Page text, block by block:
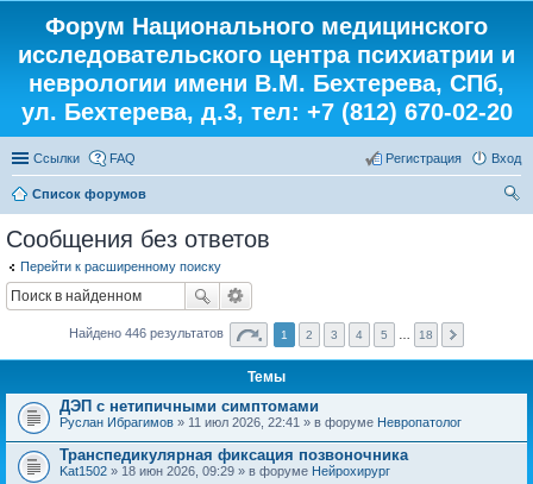
Форум Национального медицинского
исследовательского центра психиатрии и
неврологии имени В.М. Бехтерева, СПб,
ул. Бехтерева, д.3, тел: +7 (812) 670-02-20
Ссылки FAQ Вход
Регистрация
Список форумов
Сообщения без ответов
Перейти к расширенному поиску
Найдено 446 результатов 1 2 3 4 5 18
Темы
ДЭП с нетипичными симптомами
Руслан Ибрагимов » 11 июл 2026, 22:41 » в форуме Невропатолог
Транспедикулярная фиксация позвоночника
Kat1502 » 18 июн 2026, 09:29 » в форуме Нейрохирург